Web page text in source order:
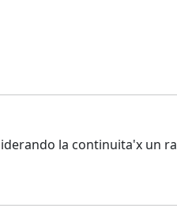
la continuita'x un